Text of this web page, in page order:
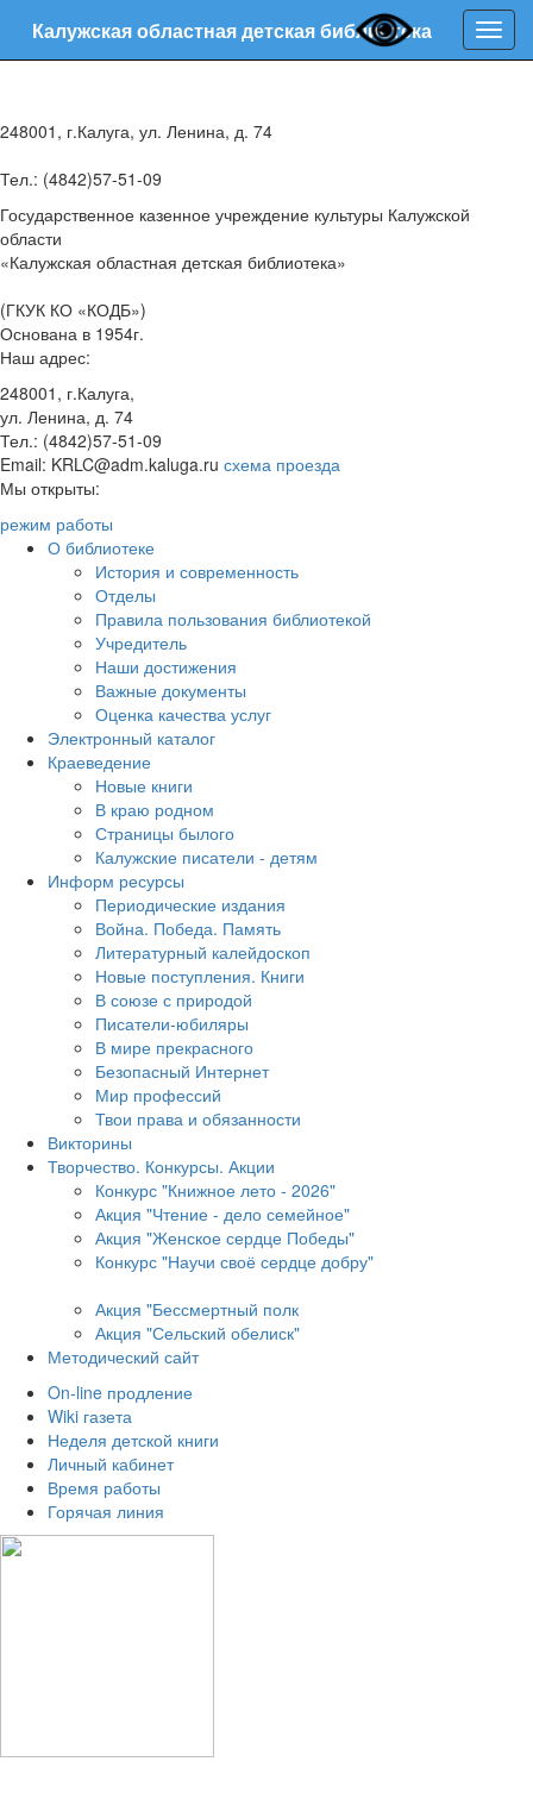
Калужская областная детская библиотека
248001, г.Калуга, ул. Ленина, д. 74
Тел.: (4842)57-51-09
Государственное казенное учреждение культуры Калужской
области
«Калужская областная детская библиотека»
(ГКУК КО «КОДБ»)
Основана в 1954г.
Наш адрес:
248001, г.Калуга,
ул. Ленина, д. 74
Тел.: (4842)57-51-09
Email: KRLC@adm.kaluga.ru схема проезда
Мы открыты:
режим работы
О библиотеке
История и современность
Отделы
Правила пользования библиотекой
Учредитель
Наши достижения
Важные документы
Оценка качества услуг
Электронный каталог
Краеведение
Новые книги
В краю родном
Страницы былого
Калужские писатели - детям
Информ ресурсы
Периодические издания
Война. Победа. Память
Литературный калейдоскоп
Новые поступления. Книги
В союзе с природой
Писатели-юбиляры
В мире прекрасного
Безопасный Интернет
Мир профессий
Твои права и обязанности
Викторины
Творчество. Конкурсы. Акции
Конкурс "Книжное лето - 2026"
Акция "Чтение - дело семейное"
Акция "Женское сердце Победы"
Конкурс "Научи своё сердце добру"
Акция "Бессмертный полк
Акция "Сельский обелиск"
Методический сайт
On-line продление
Wiki газета
Неделя детской книги
Личный кабинет
Время работы
Горячая линия